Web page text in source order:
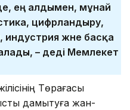
ең алдымен, мұнай
цифрландыру,
және басқа
– деді Мемлекет
Төрағасы
дамытуға жан-